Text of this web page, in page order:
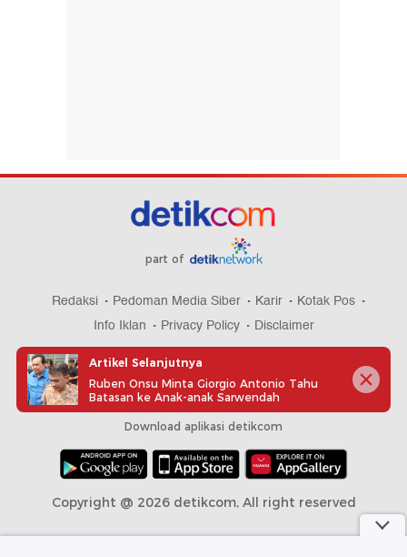
part of
Redaksi Pedoman Media Siber Karir
Kotak Pos
Info Iklan
Privacy Policy Disclaimer
Download aplikasi detikcom
Copyright @ 2026 detikcom, All right reserved
Artikel Selanjutnya
Ruben Onsu Minta Giorgio Antonio Tahu
Batasan ke Anak-anak Sarwendah